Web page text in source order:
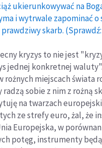
ukierunkowywać na
i wytrwale zapominać o
prawdziwy skarb. (Sprawdź:
kryzys to nie jest
jednej konkretnej
rożnych miejscach świata
sobie z nim z rożną
na twarzach
ze strefy euro, żal, że
Europejska, w
potęg, instrumenty